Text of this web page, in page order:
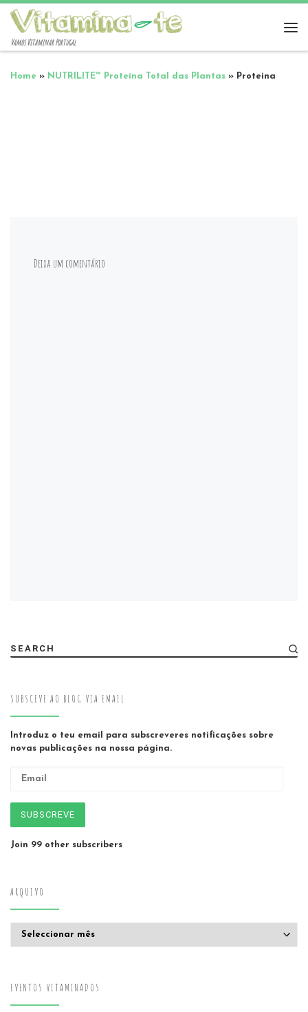
Vamos Vitaminar Portugal
Home » NUTRILITE™ Proteína Total das Plantas » Proteina
Deixa um comentário
SEARCH
SUBSCEVE AO BLOG VIA EMAIL
Introduz o teu email para subscreveres notificações sobre
novas publicações na nossa página.
SUBSCREVE
Join 99 other subscribers
ARQUIVO
EVENTOS VITAMINADOS